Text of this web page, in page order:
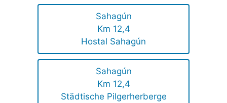
Sahagún
Km 12,4
Hostal Sahagún
Sahagún
Km 12,4
Städtische Pilgerherberge